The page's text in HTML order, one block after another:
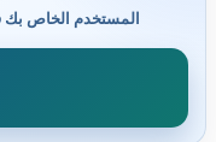
المستخدم الخاص بك